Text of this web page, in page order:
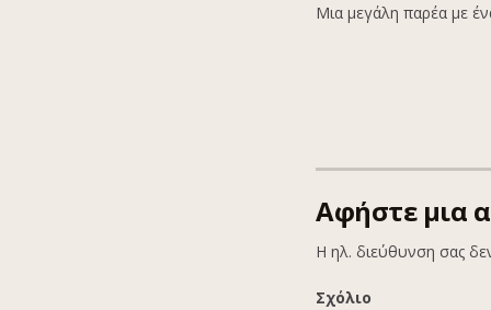
Μια μεγάλη παρέα με
Αφήστε μια
Η ηλ. διεύθυνση σας
Σχόλιο